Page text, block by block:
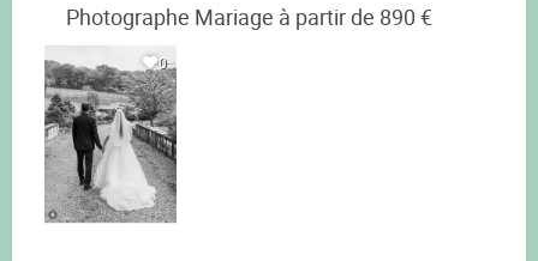
Photographe Mariage à partir de 890 €
0